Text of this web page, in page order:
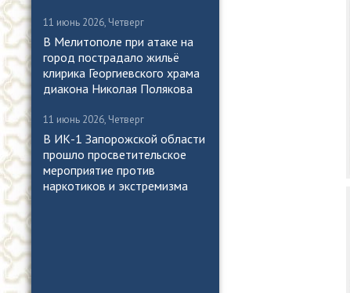
11 июнь 2026, Четверг
В Мелитополе при атаке на
город пострадало жильё
клирика Георгиевского храма
диакона Николая Полякова
11 июнь 2026, Четверг
В ИК-1 Запорожской области
прошло просветительское
мероприятие против
наркотиков и экстремизма